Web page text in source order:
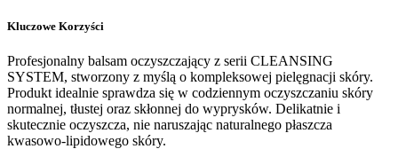
Kluczowe Korzyści
Profesjonalny balsam oczyszczający z serii CLEANSING
SYSTEM, stworzony z myślą o kompleksowej pielęgnacji skóry.
Produkt idealnie sprawdza się w codziennym oczyszczaniu skóry
normalnej, tłustej oraz skłonnej do wyprysków. Delikatnie i
skutecznie oczyszcza, nie naruszając naturalnego płaszcza
kwasowo-lipidowego skóry.